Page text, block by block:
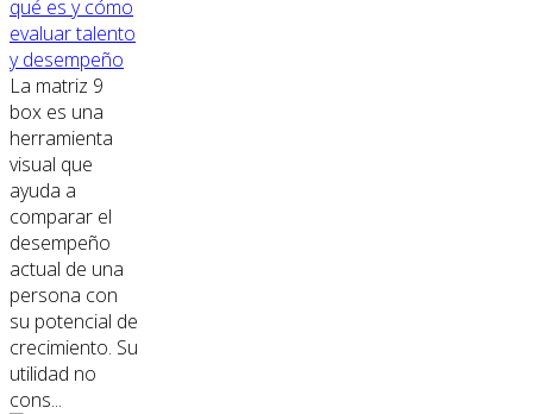
qué es y cómo
evaluar talento
y desempeño
La matriz 9
box es una
herramienta
visual que
ayuda a
comparar el
desempeño
actual de una
persona con
su potencial de
crecimiento. Su
utilidad no
cons...